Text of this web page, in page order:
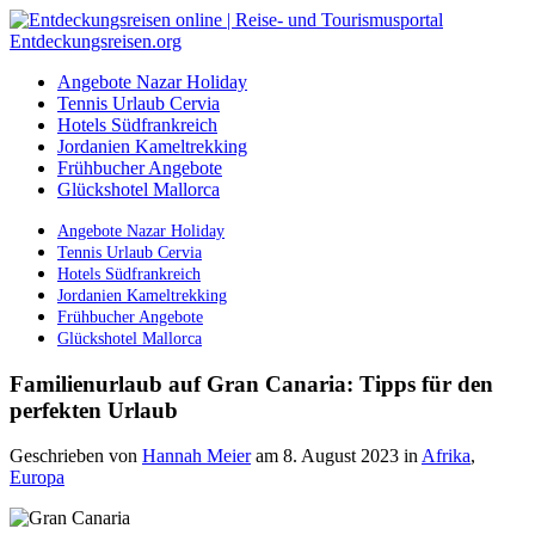
Angebote Nazar Holiday
Tennis Urlaub Cervia
Hotels Südfrankreich
Jordanien Kameltrekking
Frühbucher Angebote
Glückshotel Mallorca
Angebote Nazar Holiday
Tennis Urlaub Cervia
Hotels Südfrankreich
Jordanien Kameltrekking
Frühbucher Angebote
Glückshotel Mallorca
Familienurlaub auf Gran Canaria: Tipps für den
perfekten Urlaub
Geschrieben von Hannah Meier am 8. August 2023 inAfrika,
Europa